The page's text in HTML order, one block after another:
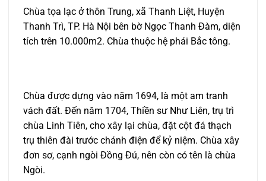
Chùa tọa lạc ở thôn Trung, xã Thanh Liệt, Huyện
Thanh Trì, TP. Hà Nội bên bờ Ngọc Thanh Đàm, diện
tích trên 10.000m2. Chùa thuộc hệ phái Bắc tông.
Chùa được dựng vào năm 1694, là một am tranh
vách đất. Đến năm 1704, Thiền sư Như Liên, trụ trì
chùa Linh Tiên, cho xây lại chùa, đặt cột đá thạch
trụ thiên đài trước chánh điện để kỷ niệm. Chùa xây
đơn sơ, cạnh ngòi Đồng Đú, nên còn có tên là chùa
Ngòi.